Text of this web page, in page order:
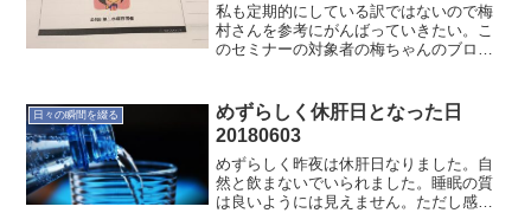
私も定期的にしている訳ではないので梅
村さんを参考にがんばっていきたい。こ
のセミナーの対象者の梅ちゃんのブログ
ナーやればいいんじゃないかなぁ〜質よ
り量より更新頻度〜「好き...
日々の瞬間を綴る
めずらしく休肝日となった日
20180603
めずらしく昨夜は休肝日なりました。自
然と飲まないでいられました。睡眠の質
は良いようには見えません。ただし感覚